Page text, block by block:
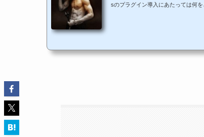
sのプラグイン導入にあたっては何